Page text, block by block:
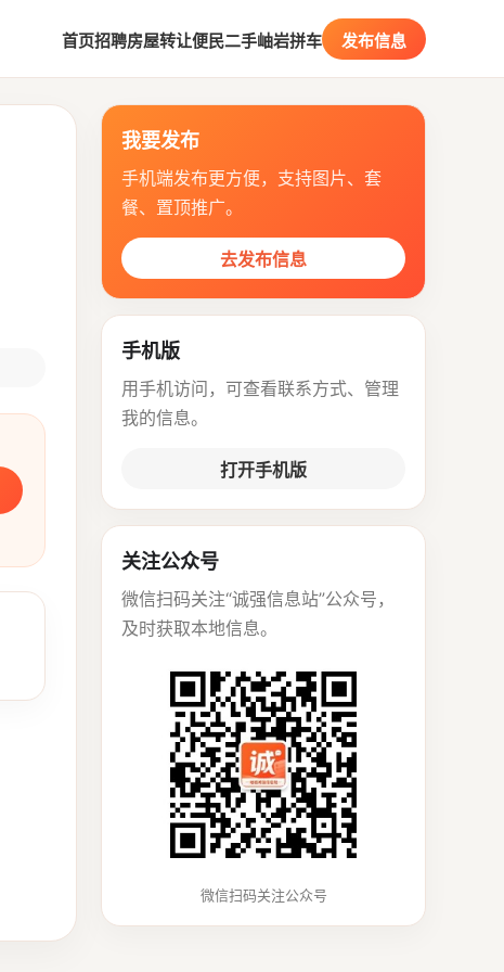
首页招聘房屋转让便民二手岫岩拼车 发布信息
我要发布
手机端发布更方便，支持图片、套
餐、置顶推广。
去发布信息
手机版
用手机访问，可查看联系方式、管理
我的信息。
打开手机版
关注公众号
微信扫码关注“诚强信息站”公众号，
及时获取本地信息。
微信扫码关注公众号